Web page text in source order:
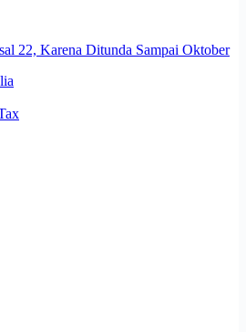
22, Karena Ditunda Sampai Oktober